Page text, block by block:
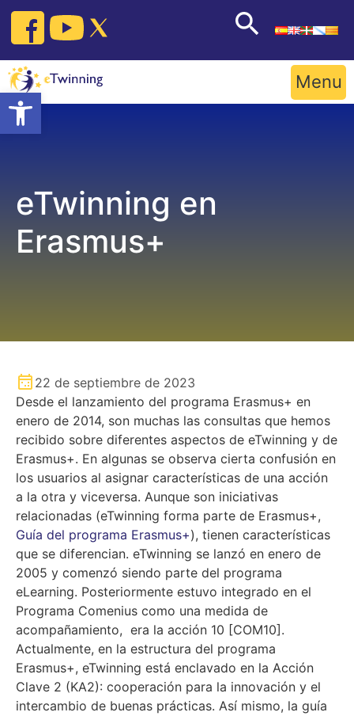
Open toolbar
Skip
content
Menu
eTwinning en
Erasmus+
22 de septiembre de 2023
Desde el lanzamiento del programa Erasmus+ en
enero de 2014, son muchas las consultas que hemos
recibido sobre diferentes aspectos de eTwinning y de
Erasmus+. En algunas se observa cierta confusión en
los usuarios al asignar características de una acción
a la otra y viceversa. Aunque son iniciativas
relacionadas (eTwinning forma parte de Erasmus+,
Guía del programa Erasmus+), tienen características
que se diferencian. eTwinning se lanzó en enero de
2005 y comenzó siendo parte del programa
eLearning. Posteriormente estuvo integrado en el
Programa Comenius como una medida de
acompañamiento, era la acción 10 [COM10].
Actualmente, en la estructura del programa
Erasmus+, eTwinning está enclavado en la Acción
Clave 2 (KA2): cooperación para la innovación y el
intercambio de buenas prácticas. Así mismo, la guía